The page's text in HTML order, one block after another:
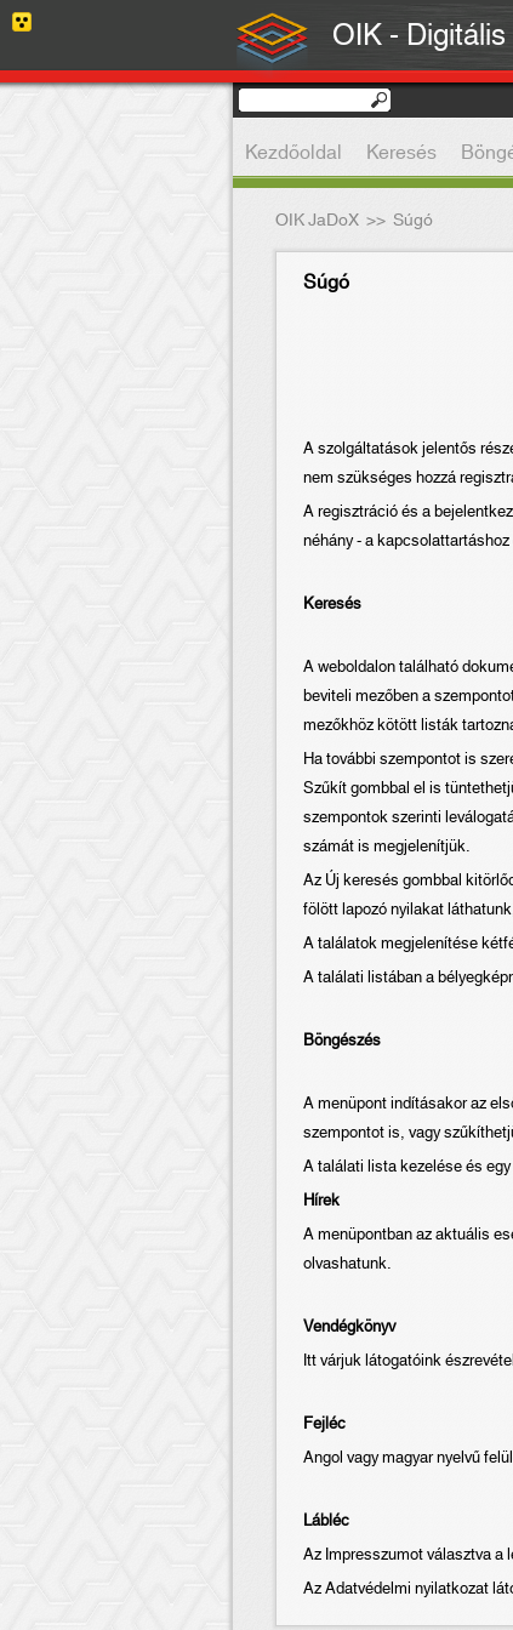
OIK -
Kezdőoldal Keresés
OIK JaDoX >> Súgó
Súgó
A szolgáltatások jelentős
nem szükséges hozzá
A regisztráció és a
néhány - a
Keresés
A weboldalon található
beviteli mezőben a
mezőkhöz kötött listák
Ha további szempontot is
Szűkít gombbal el is
szempontok szerinti
számát is megjelenítjük.
Az Új keresés gombbal
fölött lapozó nyilakat
A találatok megjelenítése
A találati listában a
Böngészés
A menüpont indításakor az
szempontot is, vagy
A találati lista kezelése és
Hírek
A menüpontban az aktuális
olvashatunk.
Vendégkönyv
Itt várjuk látogatóink
Fejléc
Angol vagy magyar nyelvű
Lábléc
Az Impresszumot választva a
Az Adatvédelmi nyilatkozat